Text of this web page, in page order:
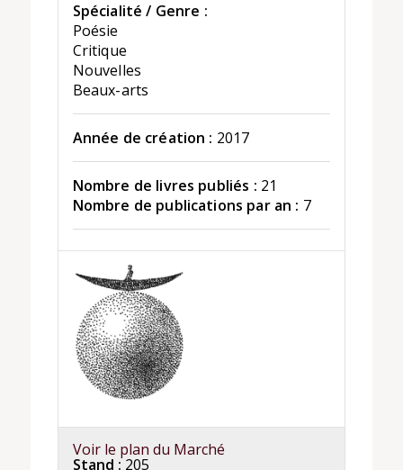
Spécialité / Genre :
Poésie
Critique
Nouvelles
Beaux-arts
Année de création : 2017
Nombre de livres publiés : 21
Nombre de publications par an : 7
Voir le plan du Marché
Stand : 205